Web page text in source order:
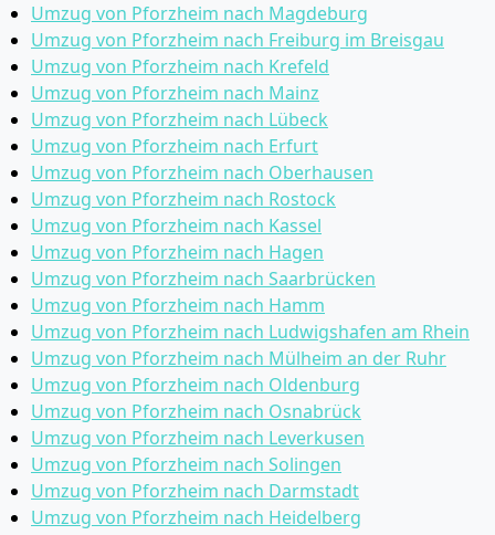
Umzug von Pforzheim nach Magdeburg
Umzug von Pforzheim nach Freiburg im Breisgau
Umzug von Pforzheim nach Krefeld
Umzug von Pforzheim nach Mainz
Umzug von Pforzheim nach Lübeck
Umzug von Pforzheim nach Erfurt
Umzug von Pforzheim nach Oberhausen
Umzug von Pforzheim nach Rostock
Umzug von Pforzheim nach Kassel
Umzug von Pforzheim nach Hagen
Umzug von Pforzheim nach Saarbrücken
Umzug von Pforzheim nach Hamm
Umzug von Pforzheim nach Ludwigshafen am Rhein
Umzug von Pforzheim nach Mülheim an der Ruhr
Umzug von Pforzheim nach Oldenburg
Umzug von Pforzheim nach Osnabrück
Umzug von Pforzheim nach Leverkusen
Umzug von Pforzheim nach Solingen
Umzug von Pforzheim nach Darmstadt
Umzug von Pforzheim nach Heidelberg